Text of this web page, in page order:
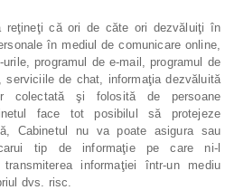
reţineţi că ori de căte ori dezvăluiţi în
în mediul de comunicare online,
programul de e-mail, programul de
serviciile de chat, informaţia dezvăluită
şi folosită de persoane
face tot posibilul să protejeze
Cabinetul nu va poate asigura sau
tip de informaţie pe care ni-l
informaţiei într-un mediu
dvs. risc.